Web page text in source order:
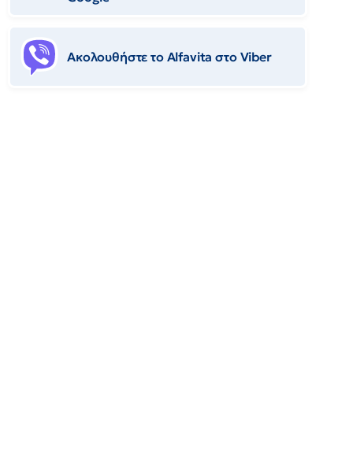
Ακολουθήστε το Αlfavita στο Viber